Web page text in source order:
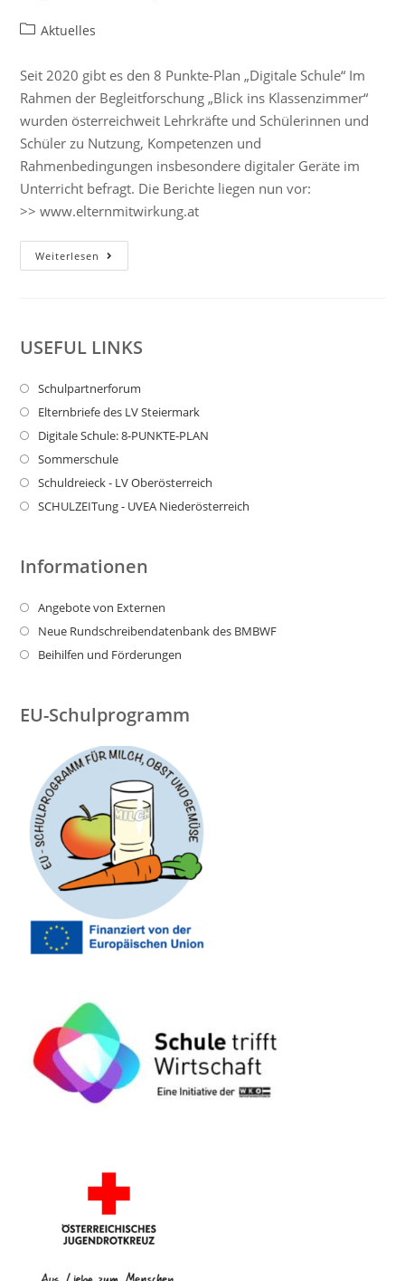
Aktuelles
Seit 2020 gibt es den 8 Punkte-Plan „Digitale Schule“ Im
Rahmen der Begleitforschung „Blick ins Klassenzimmer“
wurden österreichweit Lehrkräfte und Schülerinnen und
Schüler zu Nutzung, Kompetenzen und
Rahmenbedingungen insbesondere digitaler Geräte im
Unterricht befragt. Die Berichte liegen nun vor:
>> www.elternmitwirkung.at
Weiterlesen
USEFUL LINKS
Schulpartnerforum
Elternbriefe des LV Steiermark
Digitale Schule: 8-PUNKTE-PLAN
Sommerschule
Schuldreieck - LV Oberösterreich
SCHULZEITung - UVEA Niederösterreich
Informationen
Angebote von Externen
Neue Rundschreibendatenbank des BMBWF
Beihilfen und Förderungen
EU-Schulprogramm